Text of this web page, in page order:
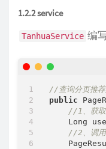
1.2.2 service
TanhuaService 编
//查询分页推荐
public
//1、获
Long
//2、调